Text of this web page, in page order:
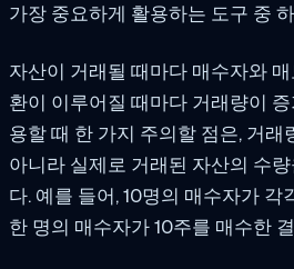
가장 중요하게 활용하는 도구 중
자산이 거래될 때마다 매수자와
환이 이루어질 때마다 거래량이
용할 때 한 가지 주의할 점은, 거래
아니라 실제로 거래된 자산의 수
다. 예를 들어, 10명의 매수자가 각
한 명의 매수자가 10주를 매수한